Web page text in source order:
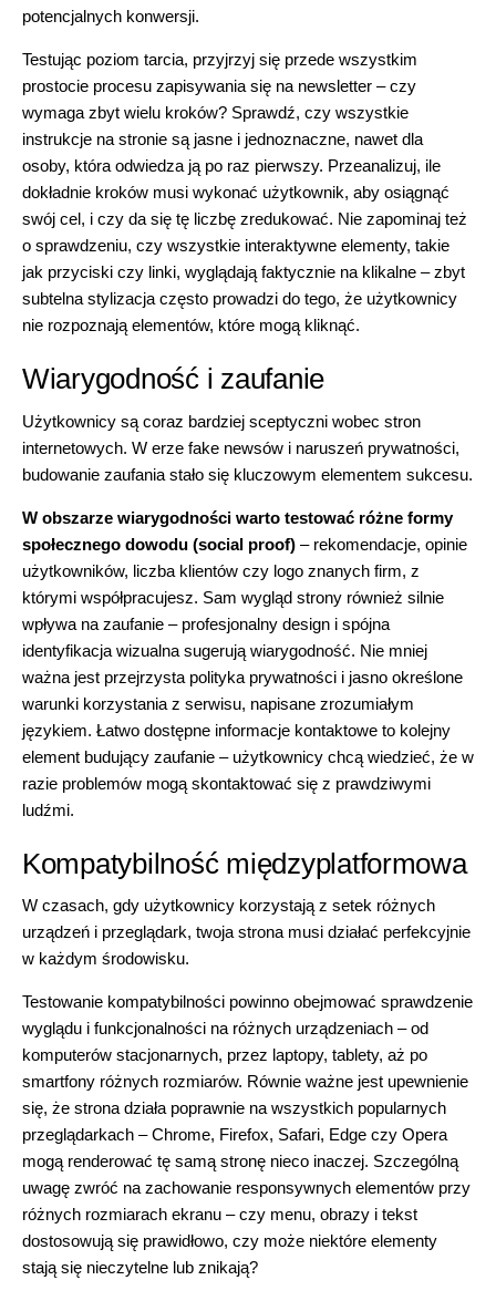
potencjalnych konwersji.
Testując poziom tarcia, przyjrzyj się przede wszystkim
prostocie procesu zapisywania się na newsletter – czy
wymaga zbyt wielu kroków? Sprawdź, czy wszystkie
instrukcje na stronie są jasne i jednoznaczne, nawet dla
osoby, która odwiedza ją po raz pierwszy. Przeanalizuj, ile
dokładnie kroków musi wykonać użytkownik, aby osiągnąć
swój cel, i czy da się tę liczbę zredukować. Nie zapominaj też
o sprawdzeniu, czy wszystkie interaktywne elementy, takie
jak przyciski czy linki, wyglądają faktycznie na klikalne – zbyt
subtelna stylizacja często prowadzi do tego, że użytkownicy
nie rozpoznają elementów, które mogą kliknąć.
Wiarygodność i zaufanie
Użytkownicy są coraz bardziej sceptyczni wobec stron
internetowych. W erze fake newsów i naruszeń prywatności,
budowanie zaufania stało się kluczowym elementem sukcesu.
W obszarze wiarygodności warto testować różne formy
społecznego dowodu (social proof) – rekomendacje, opinie
użytkowników, liczba klientów czy logo znanych firm, z
którymi współpracujesz. Sam wygląd strony również silnie
wpływa na zaufanie – profesjonalny design i spójna
identyfikacja wizualna sugerują wiarygodność. Nie mniej
ważna jest przejrzysta polityka prywatności i jasno określone
warunki korzystania z serwisu, napisane zrozumiałym
językiem. Łatwo dostępne informacje kontaktowe to kolejny
element budujący zaufanie – użytkownicy chcą wiedzieć, że w
razie problemów mogą skontaktować się z prawdziwymi
ludźmi.
Kompatybilność międzyplatformowa
W czasach, gdy użytkownicy korzystają z setek różnych
urządzeń i przeglądark, twoja strona musi działać perfekcyjnie
w każdym środowisku.
Testowanie kompatybilności powinno obejmować sprawdzenie
wyglądu i funkcjonalności na różnych urządzeniach – od
komputerów stacjonarnych, przez laptopy, tablety, aż po
smartfony różnych rozmiarów. Równie ważne jest upewnienie
się, że strona działa poprawnie na wszystkich popularnych
przeglądarkach – Chrome, Firefox, Safari, Edge czy Opera
mogą renderować tę samą stronę nieco inaczej. Szczególną
uwagę zwróć na zachowanie responsywnych elementów przy
różnych rozmiarach ekranu – czy menu, obrazy i tekst
dostosowują się prawidłowo, czy może niektóre elementy
stają się nieczytelne lub znikają?